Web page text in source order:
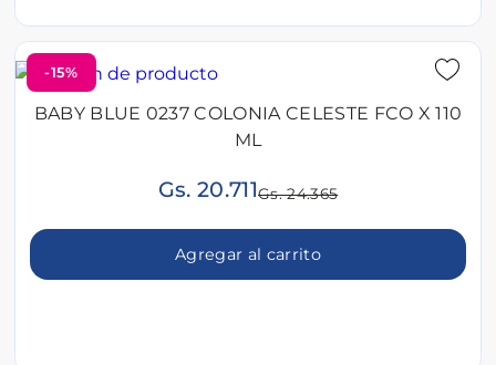
-15%
BABY BLUE 0237 COLONIA CELESTE FCO X 110
ML
Gs. 20.711Gs. 24.365
Agregar al carrito